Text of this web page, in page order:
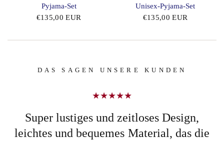
Pyjama-Set
€135,00 EUR
Unisex-Pyjama-Set
€135,00 EUR
DAS SAGEN UNSERE KUNDEN
Was für ein farbenfroher Pyjama-Stil! Seit
ich sie gekauft habe, trage ich meine alten